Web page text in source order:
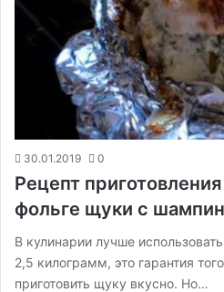
30.01.2019 0
Рецепт
фольге щуки с
В кулинарии лучше
2,5 килограмм, это гарантия
приготовить щуку вкусно. Но…